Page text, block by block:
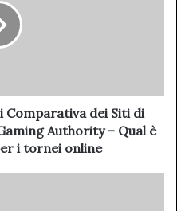
Comparativa dei Siti di
Authority – Qual è
i tornei online?